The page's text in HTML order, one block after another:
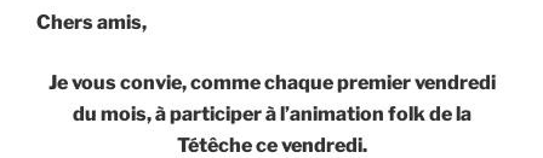
Chers amis,
Je vous convie, comme chaque premier vendredi
du mois, à participer à l’animation folk de la
Tétêche ce vendredi.